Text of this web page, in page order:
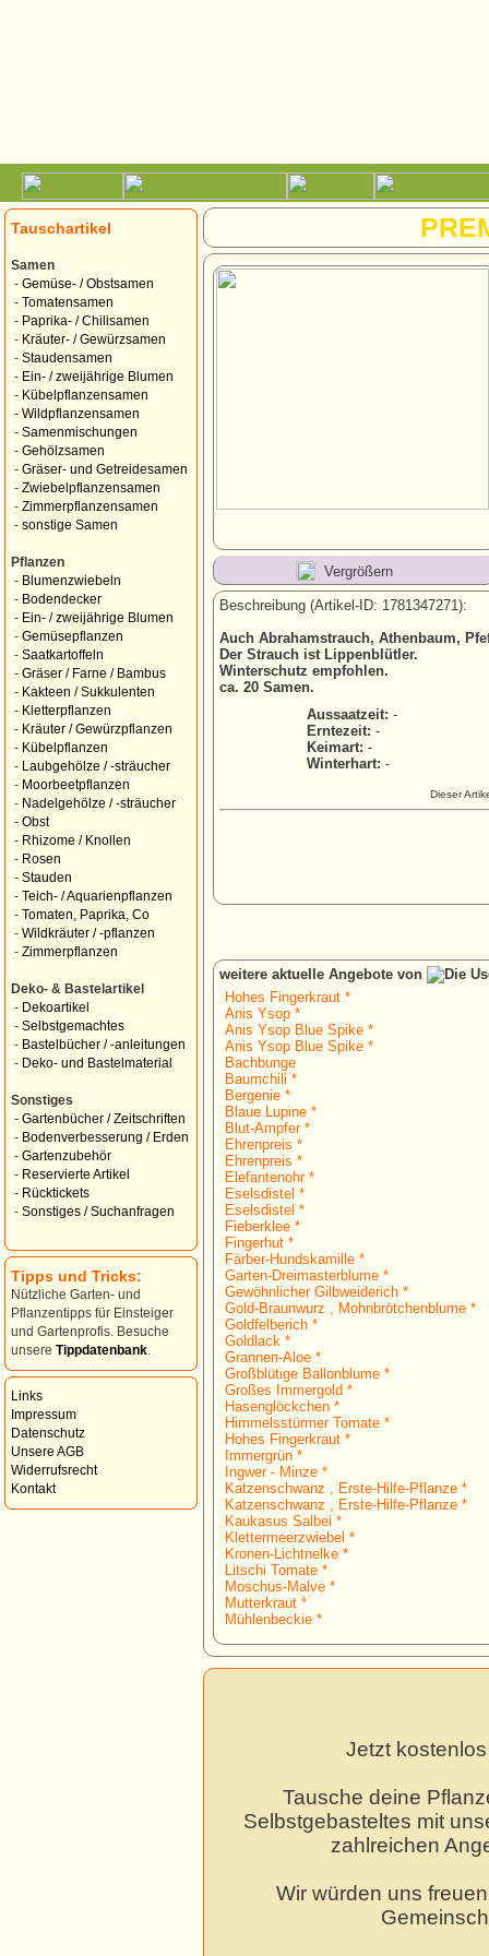
Tauschartikel
Samen
- Gemüse- / Obstsamen
- Tomatensamen
- Paprika- / Chilisamen
- Kräuter- / Gewürzsamen
- Staudensamen
- Ein- / zweijährige Blumen
- Kübelpflanzensamen
- Wildpflanzensamen
- Samenmischungen
- Gehölzsamen
- Gräser- und Getreidesamen
- Zwiebelpflanzensamen
- Zimmerpflanzensamen
- sonstige Samen
Pflanzen
- Blumenzwiebeln
- Bodendecker
- Ein- / zweijährige Blumen
- Gemüsepflanzen
- Saatkartoffeln
- Gräser / Farne / Bambus
- Kakteen / Sukkulenten
- Kletterpflanzen
- Kräuter / Gewürzpflanzen
- Kübelpflanzen
-
Laubgehölze / -sträucher
- Moorbeetpflanzen
- Nadelgehölze / -sträucher
- Obst
- Rhizome / Knollen
- Rosen
- Stauden
- Teich- / Aquarienpflanzen
- Tomaten, Paprika, Co
- Wildkräuter / -pflanzen
- Zimmerpflanzen
Deko- & Bastelartikel
- Dekoartikel
- Selbstgemachtes
- Bastelbücher / -anleitungen
- Deko- und Bastelmaterial
Sonstiges
- Gartenbücher / Zeitschriften
- Bodenverbesserung / Erden
- Gartenzubehör
- Reservierte Artikel
- Rücktickets
- Sonstiges / Suchanfragen
Tipps und Tricks:
Nützliche Garten- und
Pflanzentipps für Einsteiger
und Gartenprofis. Besuche
unsere Tippdatenbank
Links
Impressum
Datenschutz
Unsere AGB
Widerrufsrecht
Kontakt
Vergrößern
Beschreibung (Artikel-ID: 1781347271):
Auch Abrahamstrauch, Athenbaum,
Der Strauch ist Lippenblütler.
Winterschutz empfohlen.
ca. 20 Samen.
Aussaatzeit: -
Erntezeit: -
Keimart: -
Winterhart: -
Dieser
weitere aktuelle Angebote von
Hohes Fingerkraut *
Anis Ysop *
Anis Ysop Blue Spike *
Anis Ysop Blue Spike *
Bachbunge
Baumchili *
Bergenie *
Blaue Lupine *
Blut-Ampfer *
Ehrenpreis *
Ehrenpreis *
Elefantenohr *
Eselsdistel *
Eselsdistel *
Fieberklee *
Fingerhut *
Färber-Hundskamille *
Garten-Dreimasterblume *
Gewöhnlicher Gilbweiderich *
Gold-Braunwurz , Mohnbrötchenblume *
Goldfelberich *
Goldlack *
Grannen-Aloe *
Großblütige Ballonblume *
Großes Immergold *
Hasenglöckchen *
Himmelsstürmer Tomate *
Hohes Fingerkraut *
Immergrün *
Ingwer - Minze *
Katzenschwanz , Erste-Hilfe-Pflanze *
Katzenschwanz , Erste-Hilfe-Pflanze *
Kaukasus Salbei *
Klettermeerzwiebel *
Kronen-Lichtnelke *
Litschi Tomate *
Moschus-Malve *
Mutterkraut *
Mühlenbeckie *
Jetzt
Tausche deine
Selbstgebasteltes mit
zahlreichen
Wir würden uns